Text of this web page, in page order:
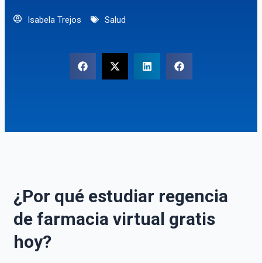
Isabela Trejos Salud
¿Por qué estudiar regencia
de farmacia virtual gratis
hoy?